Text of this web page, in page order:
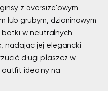
z oversize'owym
lub grubym, dzianinowym
w neutralnych
nadając jej elegancki
długi płaszcz w
outfit idealny na